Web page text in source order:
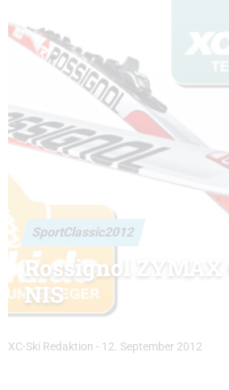
SportClassic2012
Rossignol ZYMAX
NIS
XC-Ski Redaktion - 12. September 2012